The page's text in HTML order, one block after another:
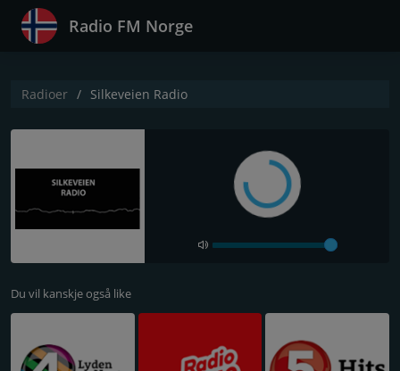
Radio FM Norge
Radioer Silkeveien Radio
Du vil kanskje også like